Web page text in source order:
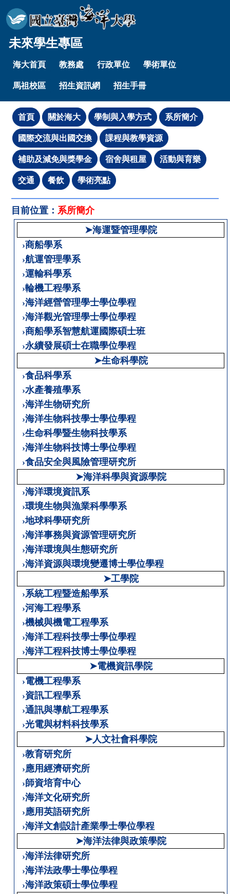
未來學生專區
海大首頁 教務處 行政單位 學術單位
馬祖校區 招生資訊網 招生手冊
目前位置： 系所簡介
➤海運暨管理學院
›商船學系
›航運管理學系
›運輸科學系
›輪機工程學系
›海洋經營管理學士學位學程
›海洋觀光管理學士學位學程
›商船學系智慧航運國際碩士班
›永續發展碩士在職學位學程
➤生命科學院
›食品科學系
›水產養殖學系
›海洋生物研究所
›海洋生物科技學士學位學程
›生命科學暨生物科技學系
›海洋生物科技博士學位學程
›食品安全與風險管理研究所
➤海洋科學與資源學院
›海洋環境資訊系
›環境生物與漁業科學學系
›地球科學研究所
›海洋事務與資源管理研究所
›海洋環境與生態研究所
›海洋資源與環境變遷博士學位學程
➤工學院
›系統工程暨造船學系
›河海工程學系
›機械與機電工程學系
›海洋工程科技學士學位學程
›海洋工程科技博士學位學程
➤電機資訊學院
›電機工程學系
›資訊工程學系
›通訊與導航工程學系
›光電與材料科技學系
➤人文社會科學院
›教育研究所
›應用經濟研究所
›師資培育中心
›海洋文化研究所
›應用英語研究所
›海洋文創設計產業學士學位學程
➤海洋法律與政策學院
›海洋法律研究所
›海洋法政學士學位學程
›海洋政策碩士學位學程